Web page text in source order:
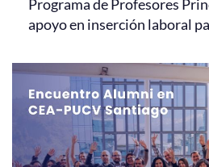
Programa de Profesores
apoyo en inserción laboral